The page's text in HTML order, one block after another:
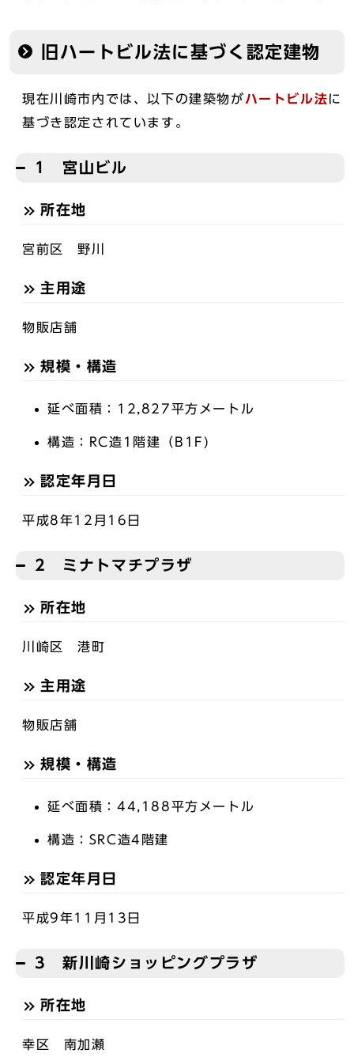
旧ハートビル法に基づく認定建物
現在川崎市内では、以下の建築物がハートビル法に
基づき認定されています。
1 宮山ビル
所在地
宮前区 野川
主用途
物販店舗
規模・構造
延べ面積：12,827平方メートル
構造：RC造1階建（B1F)
認定年月日
平成8年12月16日
2 ミナトマチプラザ
所在地
川崎区 港町
主用途
物販店舗
規模・構造
延べ面積：44,188平方メートル
構造：SRC造4階建
認定年月日
平成9年11月13日
3 新川崎ショッピングプラザ
所在地
幸区 南加瀬